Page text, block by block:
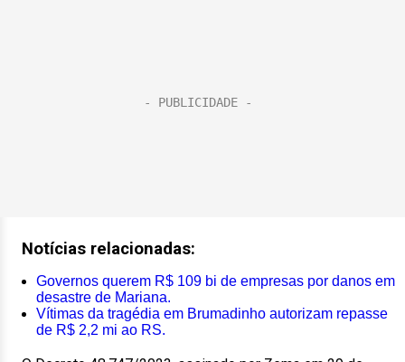
Notícias relacionadas:
Governos querem R$ 109 bi de empresas por danos em
desastre de Mariana.
Vítimas da tragédia em Brumadinho autorizam repasse
de R$ 2,2 mi ao RS.